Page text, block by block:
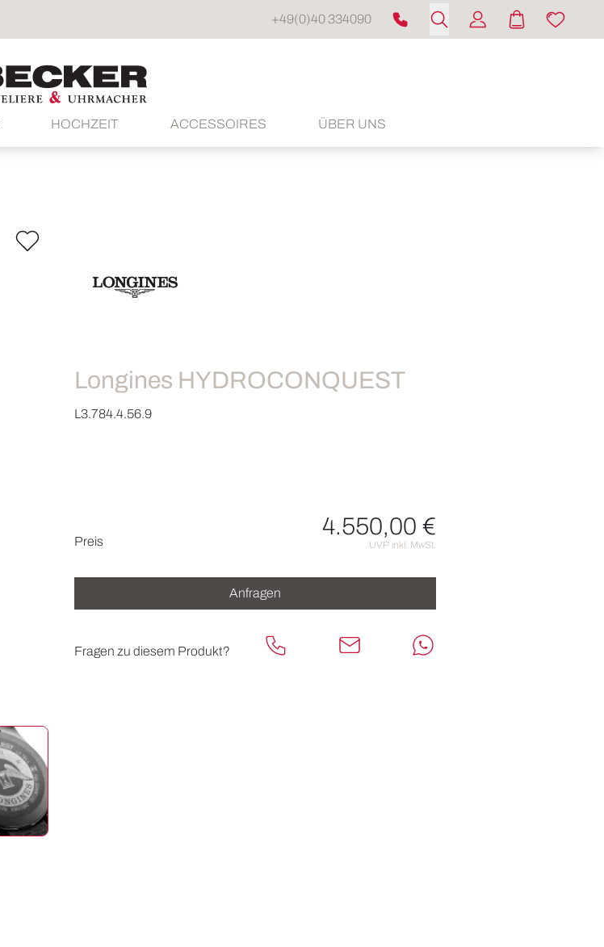
+49(0)40 334090
HOCHZEIT ACCESSOIRES ÜBER UNS
Longines HYDROCONQUEST
L3.784.4.56.9
Preis
4.550,00 €
UVP inkl. MwSt.
Anfragen
Fragen zu diesem Produkt?